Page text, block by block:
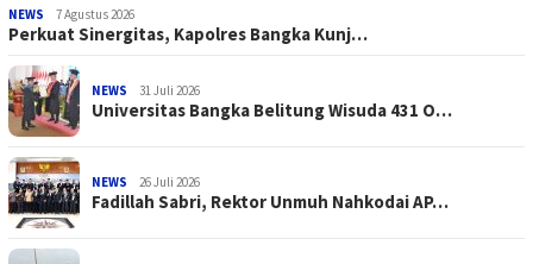
NEWS 7 Agustus 2026
Perkuat Sinergitas, Kapolres Bangka Kunj…
NEWS 31 Juli 2026
Universitas Bangka Belitung Wisuda 431 O…
NEWS 26 Juli 2026
Fadillah Sabri, Rektor Unmuh Nahkodai AP…